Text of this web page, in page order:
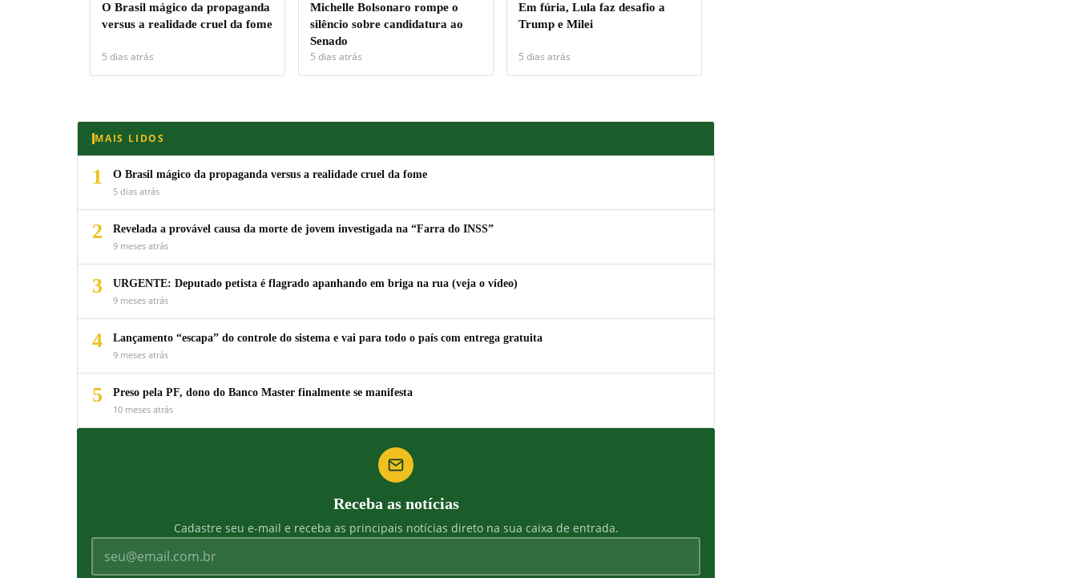
O Brasil mágico da propaganda
versus a realidade cruel da fome
5 dias atrás
Michelle Bolsonaro rompe o
silêncio sobre candidatura ao
Senado
5 dias atrás
Em fúria, Lula faz desafio a
Trump e Milei
5 dias atrás
MAIS LIDOS
1
O Brasil mágico da propaganda versus a realidade cruel da fome
5 dias atrás
2
Revelada a provável causa da morte de jovem investigada na “Farra do INSS”
9 meses atrás
3
URGENTE: Deputado petista é flagrado apanhando em briga na rua (veja o vídeo)
9 meses atrás
4
Lançamento “escapa” do controle do sistema e vai para todo o país com entrega gratuita
9 meses atrás
5
Preso pela PF, dono do Banco Master finalmente se manifesta
10 meses atrás
Receba as notícias
Cadastre seu e-mail e receba as principais notícias direto na sua caixa de entrada.